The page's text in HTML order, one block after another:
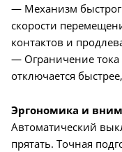
— Механизм
скорости
контактов и
— Ограничение тока
отключается
Эргономика и
Автоматический
прятать. Точная